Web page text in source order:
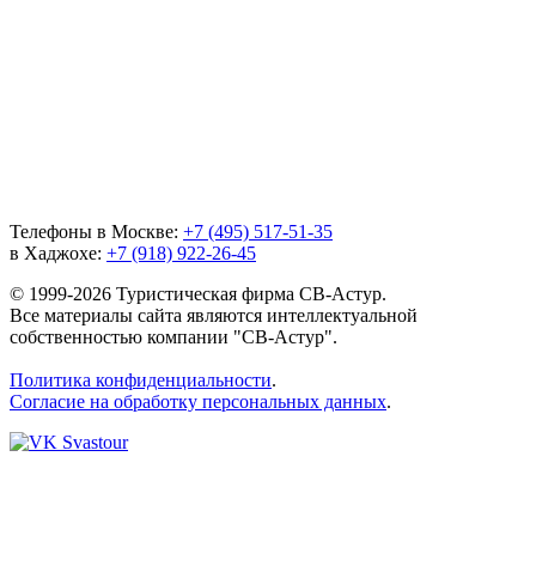
Телефоны в Москве: +7 (495) 517-51-35
в Хаджохе: +7 (918) 922-26-45
© 1999-2026 Туристическая фирма СВ-Астур.
Все материалы сайта являются интеллектуальной
собственностью компании "СВ-Астур".
Политика конфиденциальности.
Согласие на обработку персональных данных.